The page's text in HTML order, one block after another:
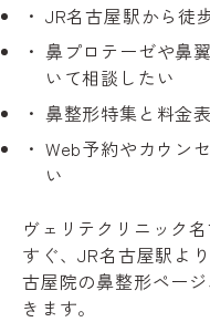
JR名古屋駅から徒
鼻プロテーゼや鼻
いて相談したい
鼻整形特集と料金
Web予約やカウン
い
ヴェリテクリニック
すぐ、JR名古屋駅よ
古屋院の鼻整形ペー
きます。